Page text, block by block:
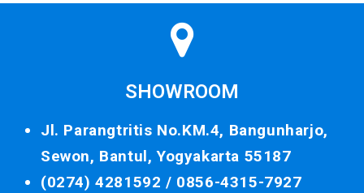
SHOWROOM
Jl. Parangtritis No.KM.4, Bangunharjo,
Sewon, Bantul, Yogyakarta 55187
(0274) 4281592 / 0856-4315-7927